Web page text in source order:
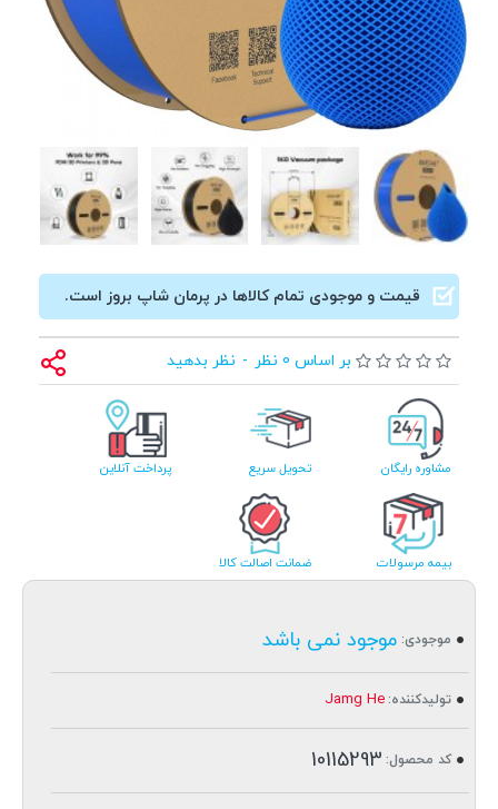
قیمت و موجودی تمام کالاها در پرمان شاپ بروز است.
بر اساس 0 نظر - نظر بدهید
مشاوره رایگان تحویل سریع پرداخت آنلاین
بیمه مرسولات ضمانت اصالت کالا
موجودی: موجود نمی باشد
تولیدکننده: Jamg He
کد محصول: 10115293